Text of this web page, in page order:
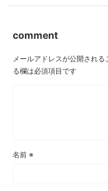
comment
メールアドレスが公開される
る欄は必須項目です
名前 ※